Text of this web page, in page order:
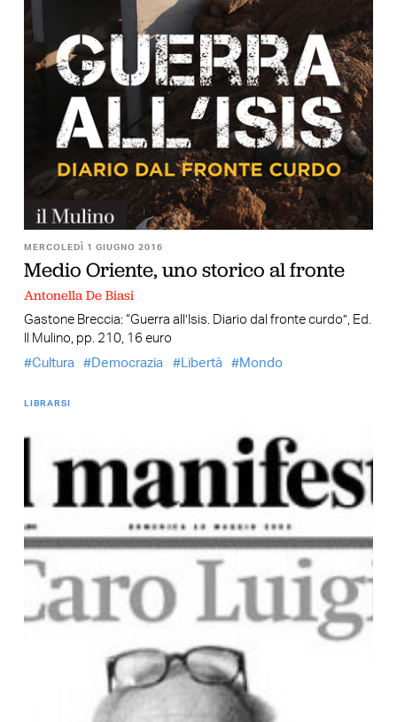
MERCOLEDÌ 1 GIUGNO 2016
Medio Oriente, uno storico al fronte
Antonella De Biasi
Gastone Breccia: “Guerra all’Isis. Diario dal fronte curdo”, Ed.
Il Mulino, pp. 210, 16 euro
Cultura
Democrazia Libertà Mondo
LIBRARSI